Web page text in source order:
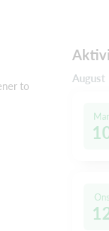
to
August
Ons